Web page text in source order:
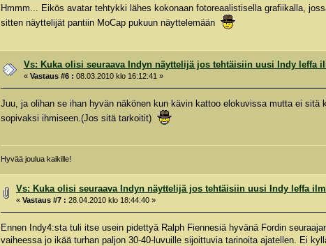
Hmmm... Eikös avatar tehtykki lähes kokonaan fotoreaalistisella grafiikalla,
sitten näyttelijät pantiin MoCap pukuun näyttelemään
Vs: Kuka olisi seuraava Indyn näyttelijä jos tehtäisiin uusi Indy leffa
« Vastaus #6 : 08.03.2010 klo 16:12:41 »
Juu, ja olihan se ihan hyvän näkönen kun kävin kattoo elokuvissa mutta ei
sopivaksi ihmiseen.(Jos sitä tarkoitit)
Hyvää joulua kaikille!
Vs: Kuka olisi seuraava Indyn näyttelijä jos tehtäisiin uusi Indy leffa
« Vastaus #7 : 28.04.2010 klo 18:44:40 »
Ennen Indy4:sta tuli itse usein pidettyä Ralph Fiennesiä hyvänä Fordin
vaiheessa jo ikää turhan paljon 30-40-luvuille sijoittuvia tarinoita ajatellen. Ei